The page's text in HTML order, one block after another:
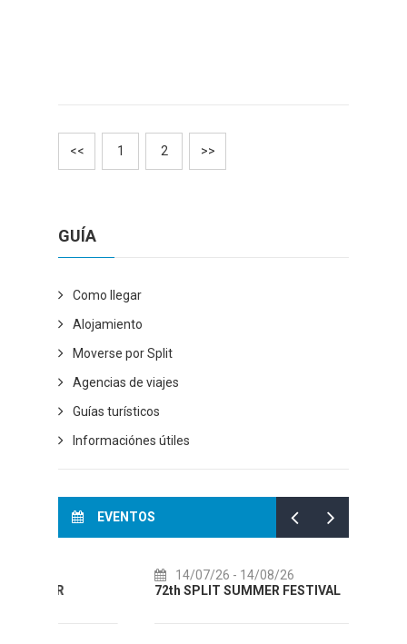
<< 1 2 >>
GUÍA
Como llegar
Alojamiento
Moverse por Split
Agencias de viajes
Guías turísticos
Informaciónes útiles
EVENTOS
- 14/08/26
72th SPLIT SUMMER FESTIVAL